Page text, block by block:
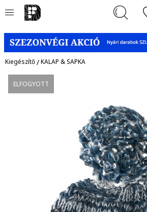
Kiegészítő/KALAP & SAPKA
ELFOGYOTT